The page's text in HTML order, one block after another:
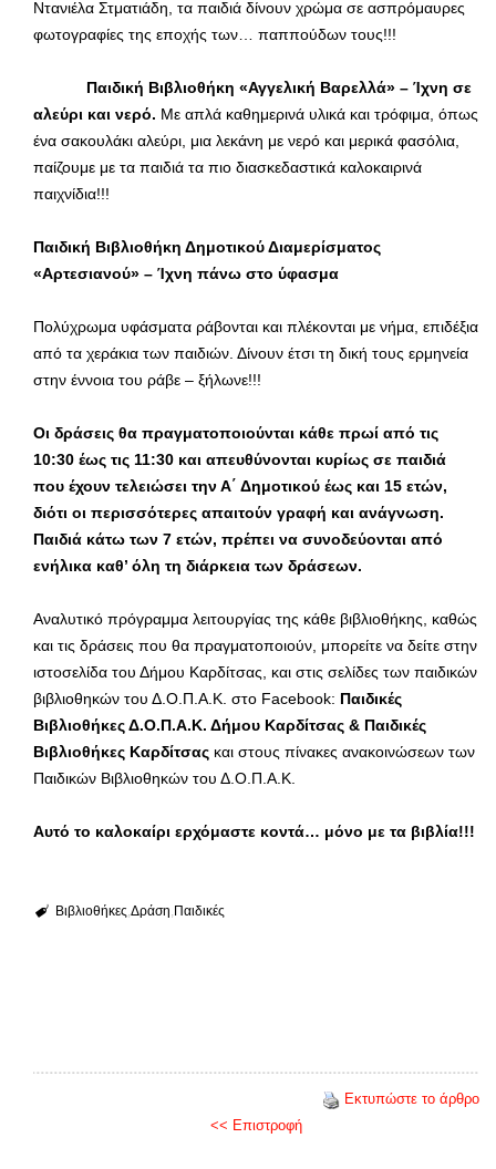
Ντανιέλα Στματιάδη, τα παιδιά δίνουν χρώμα σε ασπρόμαυρες
φωτογραφίες της εποχής των… παππούδων τους!!!
Παιδική Βιβλιοθήκη «Αγγελική Βαρελλά» – Ίχνη σε
αλεύρι και νερό. Με απλά καθημερινά υλικά και τρόφιμα, όπως
ένα σακουλάκι αλεύρι, μια λεκάνη με νερό και μερικά φασόλια,
παίζουμε με τα παιδιά τα πιο διασκεδαστικά καλοκαιρινά
παιχνίδια!!!
Παιδική Βιβλιοθήκη Δημοτικού Διαμερίσματος
«Αρτεσιανού» – Ίχνη πάνω στο ύφασμα
Πολύχρωμα υφάσματα ράβονται και πλέκονται με νήμα, επιδέξια
από τα χεράκια των παιδιών. Δίνουν έτσι τη δική τους ερμηνεία
στην έννοια του ράβε – ξήλωνε!!!
Οι δράσεις θα πραγματοποιούνται κάθε πρωί από τις
10:30 έως τις 11:30 και απευθύνονται κυρίως σε παιδιά
που έχουν τελειώσει την Α΄ Δημοτικού έως και 15 ετών,
διότι οι περισσότερες απαιτούν γραφή και ανάγνωση.
Παιδιά κάτω των 7 ετών, πρέπει να συνοδεύονται από
ενήλικα καθ’ όλη τη διάρκεια των δράσεων.
Αναλυτικό πρόγραμμα λειτουργίας της κάθε βιβλιοθήκης, καθώς
και τις δράσεις που θα πραγματοποιούν, μπορείτε να δείτε στην
ιστοσελίδα του Δήμου Καρδίτσας, και στις σελίδες των παιδικών
βιβλιοθηκών του Δ.Ο.Π.Α.Κ. στο Facebook: Παιδικές
Βιβλιοθήκες Δ.Ο.Π.Α.Κ. Δήμου Καρδίτσας & Παιδικές
Βιβλιοθήκες Καρδίτσας και στους πίνακες ανακοινώσεων των
Παιδικών Βιβλιοθηκών του Δ.Ο.Π.Α.Κ.
Αυτό το καλοκαίρι ερχόμαστε κοντά… μόνο με τα βιβλία!!!
Βιβλιοθήκες Δράση Παιδικές
Εκτυπώστε το άρθρο
<< Επιστροφή